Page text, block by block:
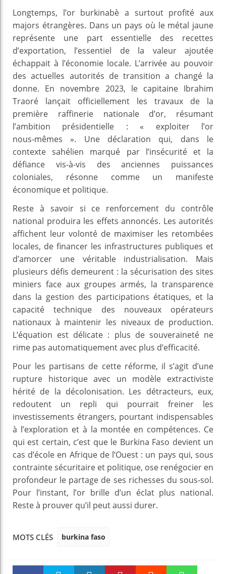
Longtemps, l’or burkinabè a surtout profité aux
majors étrangères. Dans un pays où le métal jaune
représente une part essentielle des recettes
d’exportation, l’essentiel de la valeur ajoutée
échappait à l’économie locale. L’arrivée au pouvoir
des actuelles autorités de transition a changé la
donne. En novembre 2023, le capitaine Ibrahim
Traoré lançait officiellement les travaux de la
première raffinerie nationale d’or, résumant
l’ambition présidentielle : « exploiter l’or
nous‑mêmes ». Une déclaration qui, dans le
contexte sahélien marqué par l’insécurité et la
défiance vis-à-vis des anciennes puissances
coloniales, résonne comme un manifeste
économique et politique.
Reste à savoir si ce renforcement du contrôle
national produira les effets annoncés. Les autorités
affichent leur volonté de maximiser les retombées
locales, de financer les infrastructures publiques et
d’amorcer une véritable industrialisation. Mais
plusieurs défis demeurent : la sécurisation des sites
miniers face aux groupes armés, la transparence
dans la gestion des participations étatiques, et la
capacité technique des nouveaux opérateurs
nationaux à maintenir les niveaux de production.
L’équation est délicate : plus de souveraineté ne
rime pas automatiquement avec plus d’efficacité.
Pour les partisans de cette réforme, il s’agit d’une
rupture historique avec un modèle extractiviste
hérité de la décolonisation. Les détracteurs, eux,
redoutent un repli qui pourrait freiner les
investissements étrangers, pourtant indispensables
à l’exploration et à la montée en compétences. Ce
qui est certain, c’est que le Burkina Faso devient un
cas d’école en Afrique de l’Ouest : un pays qui, sous
contrainte sécuritaire et politique, ose renégocier en
profondeur le partage de ses richesses du sous‑sol.
Pour l’instant, l’or brille d’un éclat plus national.
Reste à prouver qu’il peut aussi durer.
MOTS CLÉS burkina faso